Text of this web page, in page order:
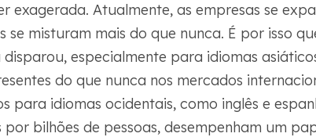
exagerada. Atualmente, as empresas se
se misturam mais do que nunca. É por isso
disparou, especialmente para idiomas
do que nunca nos mercados
para idiomas ocidentais, como inglês e
por bilhões de pessoas, desempenham um